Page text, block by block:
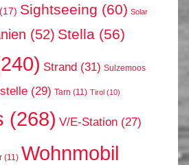
(17) Sightseeing (60) Solar
(52) Stella (56)
Strand (31) Sulzemoos
(29) Tarn (11) Tirol (10)
(268) V/E-Station (27)
(11) Wohnmobil